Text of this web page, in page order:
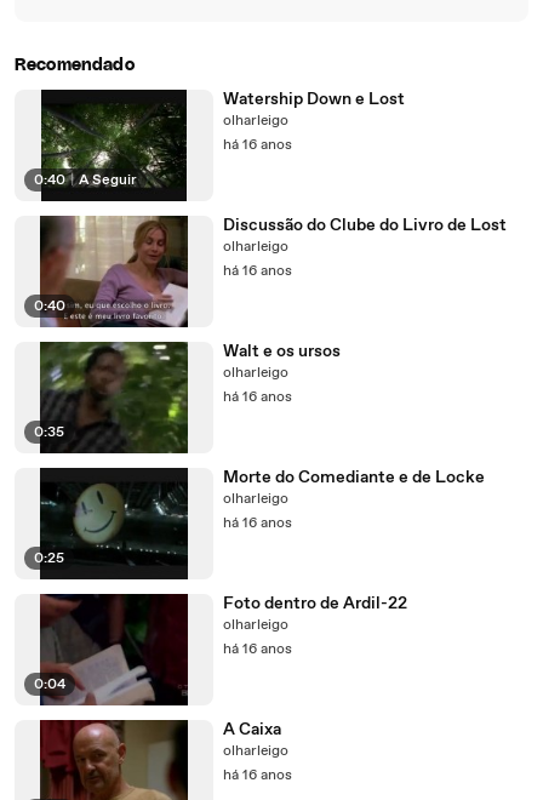
Recomendado
0:40 | A Seguir
Watership Down e Lost
olharleigo
há 16 anos
0:40
Discussão do Clube do Livro de Lost
olharleigo
há 16 anos
0:35
Walt e os ursos
olharleigo
há 16 anos
0:25
Morte do Comediante e de Locke
olharleigo
há 16 anos
0:04
Foto dentro de Ardil-22
olharleigo
há 16 anos
A Caixa
olharleigo
há 16 anos